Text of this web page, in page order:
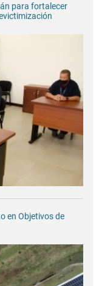
para fortalecer
en Objetivos de